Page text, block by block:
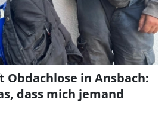
in Ansbach:
dass mich jemand